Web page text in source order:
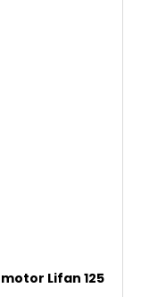
Lifan 125